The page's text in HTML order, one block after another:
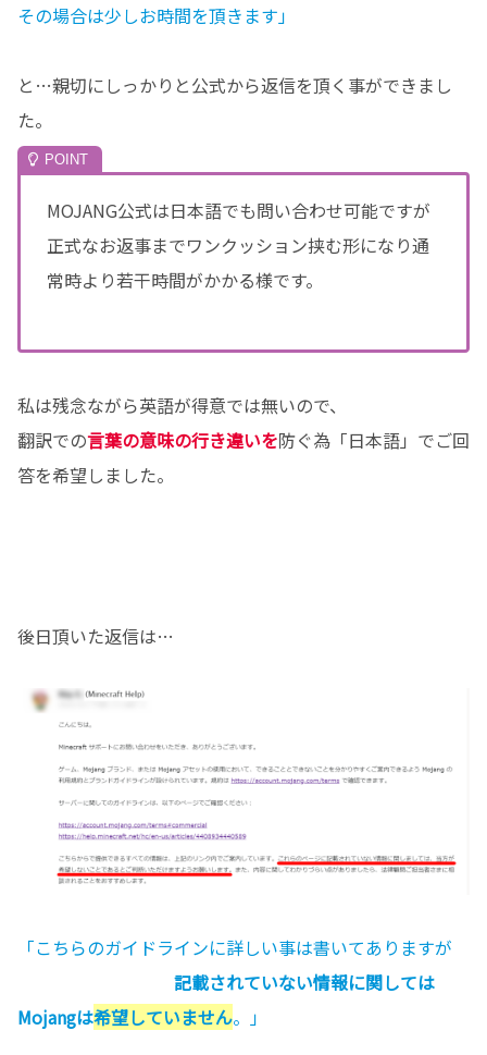
その場合は少しお時間を頂きます」
と…親切にしっかりと公式から返信を頂く事ができまし
た。
MOJANG公式は日本語でも問い合わせ可能ですが
正式なお返事までワンクッション挟む形になり通
常時より若干時間がかかる様です。
私は残念ながら英語が得意では無いので、
翻訳での言葉の意味の行き違いを防ぐ為「日本語」でご回
答を希望しました。
後日頂いた返信は…
「こちらのガイドラインに詳しい事は書いてありますが
記載されていない情報に関しては
Mojangは希望していません。」